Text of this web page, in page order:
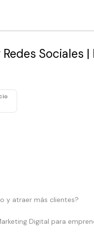
Sociales |
y atraer más clientes?
Digital para